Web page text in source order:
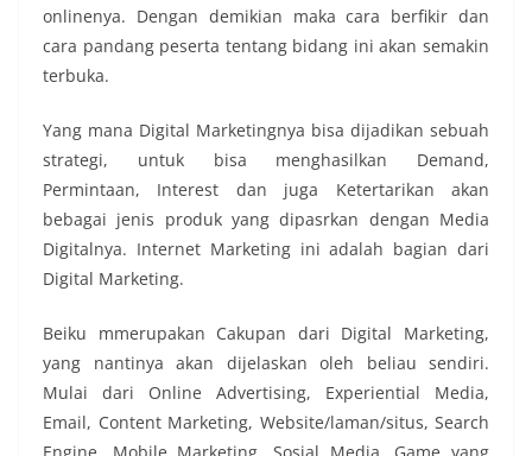
onlinenya. Dengan demikian maka cara berfikir dan
cara pandang peserta tentang bidang ini akan semakin
terbuka.
Yang mana Digital Marketingnya bisa dijadikan sebuah
strategi, untuk bisa menghasilkan Demand,
Permintaan, Interest dan juga Ketertarikan akan
bebagai jenis produk yang dipasrkan dengan Media
Digitalnya. Internet Marketing ini adalah bagian dari
Digital Marketing.
Beiku mmerupakan Cakupan dari Digital Marketing,
yang nantinya akan dijelaskan oleh beliau sendiri.
Mulai dari Online Advertising, Experiential Media,
Email, Content Marketing, Website/laman/situs, Search